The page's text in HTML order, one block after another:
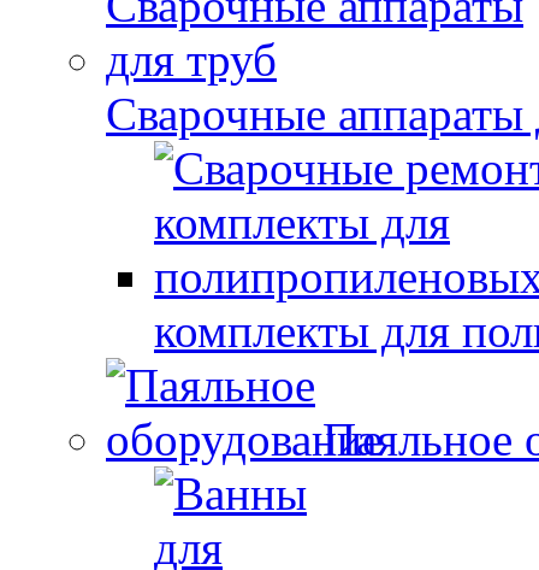
Сварочные аппараты
комплекты для
Паяльное